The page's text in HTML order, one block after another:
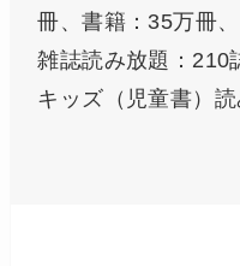
冊、書籍：35万冊、
雑誌読み放題：210
キッズ（児童書）